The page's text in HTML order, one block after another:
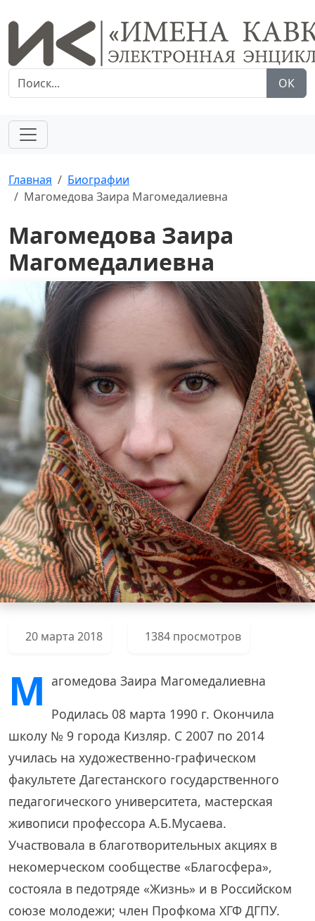
ОК
Главная
Биографии
Магомедова Заира Магомедалиевна
Магомедова Заира
Магомедалиевна
20 марта 2018 1384 просмотров
М агомедова Заира Магомедалиевна
Родилась 08 марта 1990 г. Окончила
школу № 9 города Кизляр. С 2007 по 2014
училась на художественно-графическом
факультете Дагестанского государственного
педагогического университета, мастерская
живописи профессора А.Б.Мусаева.
Участвовала в благотворительных акциях в
некомерческом сообществе «Благосфера»,
состояла в педотряде «Жизнь» и в Российском
союзе молодежи; член Профкома ХГФ ДГПУ.